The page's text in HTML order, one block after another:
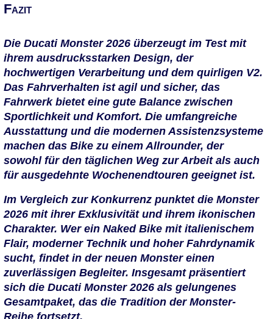
Fazit
Die Ducati Monster 2026 überzeugt im Test mit
ihrem ausdrucksstarken Design, der
hochwertigen Verarbeitung und dem quirligen V2.
Das Fahrverhalten ist agil und sicher, das
Fahrwerk bietet eine gute Balance zwischen
Sportlichkeit und Komfort. Die umfangreiche
Ausstattung und die modernen Assistenzsysteme
machen das Bike zu einem Allrounder, der
sowohl für den täglichen Weg zur Arbeit als auch
für ausgedehnte Wochenendtouren geeignet ist.
Im Vergleich zur Konkurrenz punktet die Monster
2026 mit ihrer Exklusivität und ihrem ikonischen
Charakter. Wer ein Naked Bike mit italienischem
Flair, moderner Technik und hoher Fahrdynamik
sucht, findet in der neuen Monster einen
zuverlässigen Begleiter. Insgesamt präsentiert
sich die Ducati Monster 2026 als gelungenes
Gesamtpaket, das die Tradition der Monster-
Reihe fortsetzt.